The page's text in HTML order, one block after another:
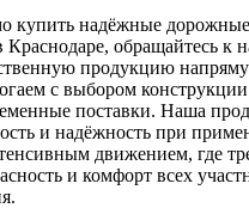
купить надёжные
обращайтесь к
продукцию
с выбором
поставки. Наша
и надёжность при
движением, где
и комфорт всех